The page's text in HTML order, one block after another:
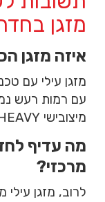
מזגן
איזה מזגן
מזגן עילי עם
עם רמות רעש
מיצובישי HEAVY מציעים פעולה כמעט חרישית.
מה עדיף
מרכזי?
לרוב, מזגן